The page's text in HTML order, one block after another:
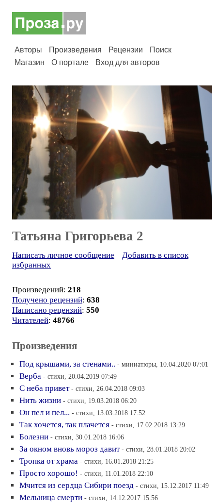
Авторы Произведения Рецензии
Поиск
Магазин
О портале Вход для авторов
Татьяна Григорьева 2
Написать личное сообщение
Добавить в список
избранных
Произведений: 218
Получено рецензий: 638
Написано рецензий: 550
Читателей: 48766
Произведения
Под крышами, за стенами.. - миниатюры, 10.04.2020 07:01
Верба - стихи, 20.04.2019 07:49
С неба привет - стихи, 26.04.2018 09:03
Нить жизни - стихи, 19.03.2018 06:20
Он пел и пел... - стихи, 13.03.2018 17:52
Так хочется, так плачется - стихи, 17.02.2018 13:29
Болезни - стихи, 30.01.2018 16:06
За окном вновь мороз давит - стихи, 28.01.2018 20:02
Тропка от храма - стихи, 16.01.2018 21:25
Просто хорошо! - стихи, 11.01.2018 22:10
Мчится из сердца Сибири поезд - стихи, 15.12.2017 11:49
Мельница смерти - стихи, 14.12.2017 15:56